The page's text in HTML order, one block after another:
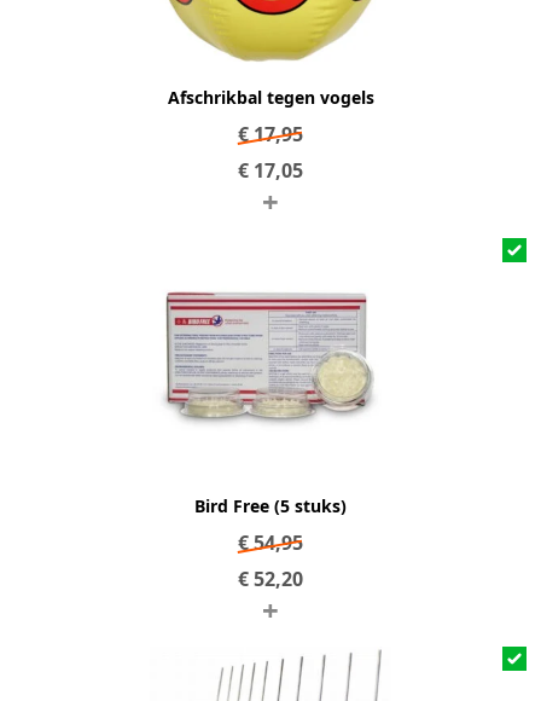
Afschrikbal tegen vogels
€17,95
€ 17,05
+
Bird Free (5 stuks)
€54,95
€52,20
+